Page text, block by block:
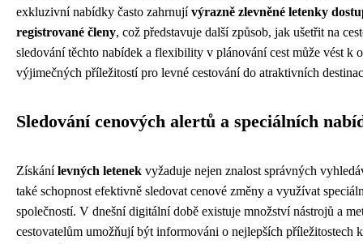
exkluzivní nabídky často zahrnujívýrazně zlevněné letenky
registrované členy, což představuje další způsob, jak ušetřit na
sledování těchto nabídek a flexibility v plánování cest může vést k
výjimečných příležitostí pro levné cestování do atraktivních
Sledování cenových alertů a speciálních
Získánílevných letenek vyžaduje nejen znalost správných
také schopnost efektivně sledovat cenové změny a využívat
společností. V dnešní digitální době existuje množství nástrojů a
cestovatelům umožňují být informováni o nejlepších příležitostech